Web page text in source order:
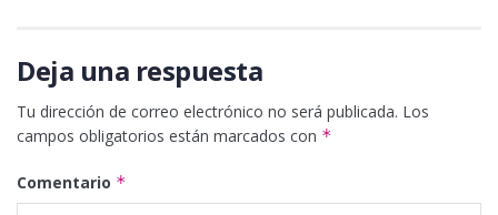
Deja una respuesta
Tu dirección de correo electrónico no será publicada. Los
campos obligatorios están marcados con *
Comentario *